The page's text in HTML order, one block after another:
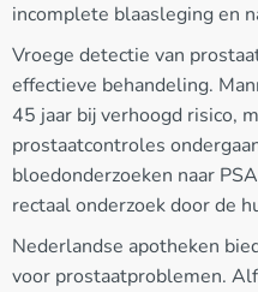
incomplete blaasleging en
Vroege detectie van
effectieve behandeling.
45 jaar bij verhoogd risico,
prostaatcontroles
bloedonderzoeken naar
rectaal onderzoek door de
Nederlandse apotheken
voor prostaatproblemen.